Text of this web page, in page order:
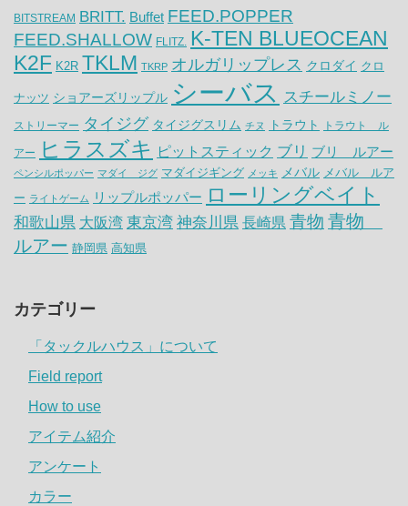
BITSTREAM BRITT. Buffet FEED.POPPER
FEED.SHALLOW FLITZ. K-TEN BLUEOCEAN
K2F K2R TKLM TKRP オルガリップレス クロダイ クロ
ナッツ ショアーズリップル シーバス スチールミノー
ストリーマー タイジグ タイジグスリム チヌ トラウト トラウト ル
アー ヒラスズキ ピットスティック ブリ ブリ ルアー
ペンシルポッパー マダイ ジグ マダイジギング メッキ メバル メバル ルア
ー ライトゲーム リップルポッパー ローリングベイト
和歌山県 大阪湾 東京湾 神奈川県 長崎県 青物 青物
ルアー 静岡県 高知県
カテゴリー
「タックルハウス」について
Field report
How to use
アイテム紹介
アンケート
カラー